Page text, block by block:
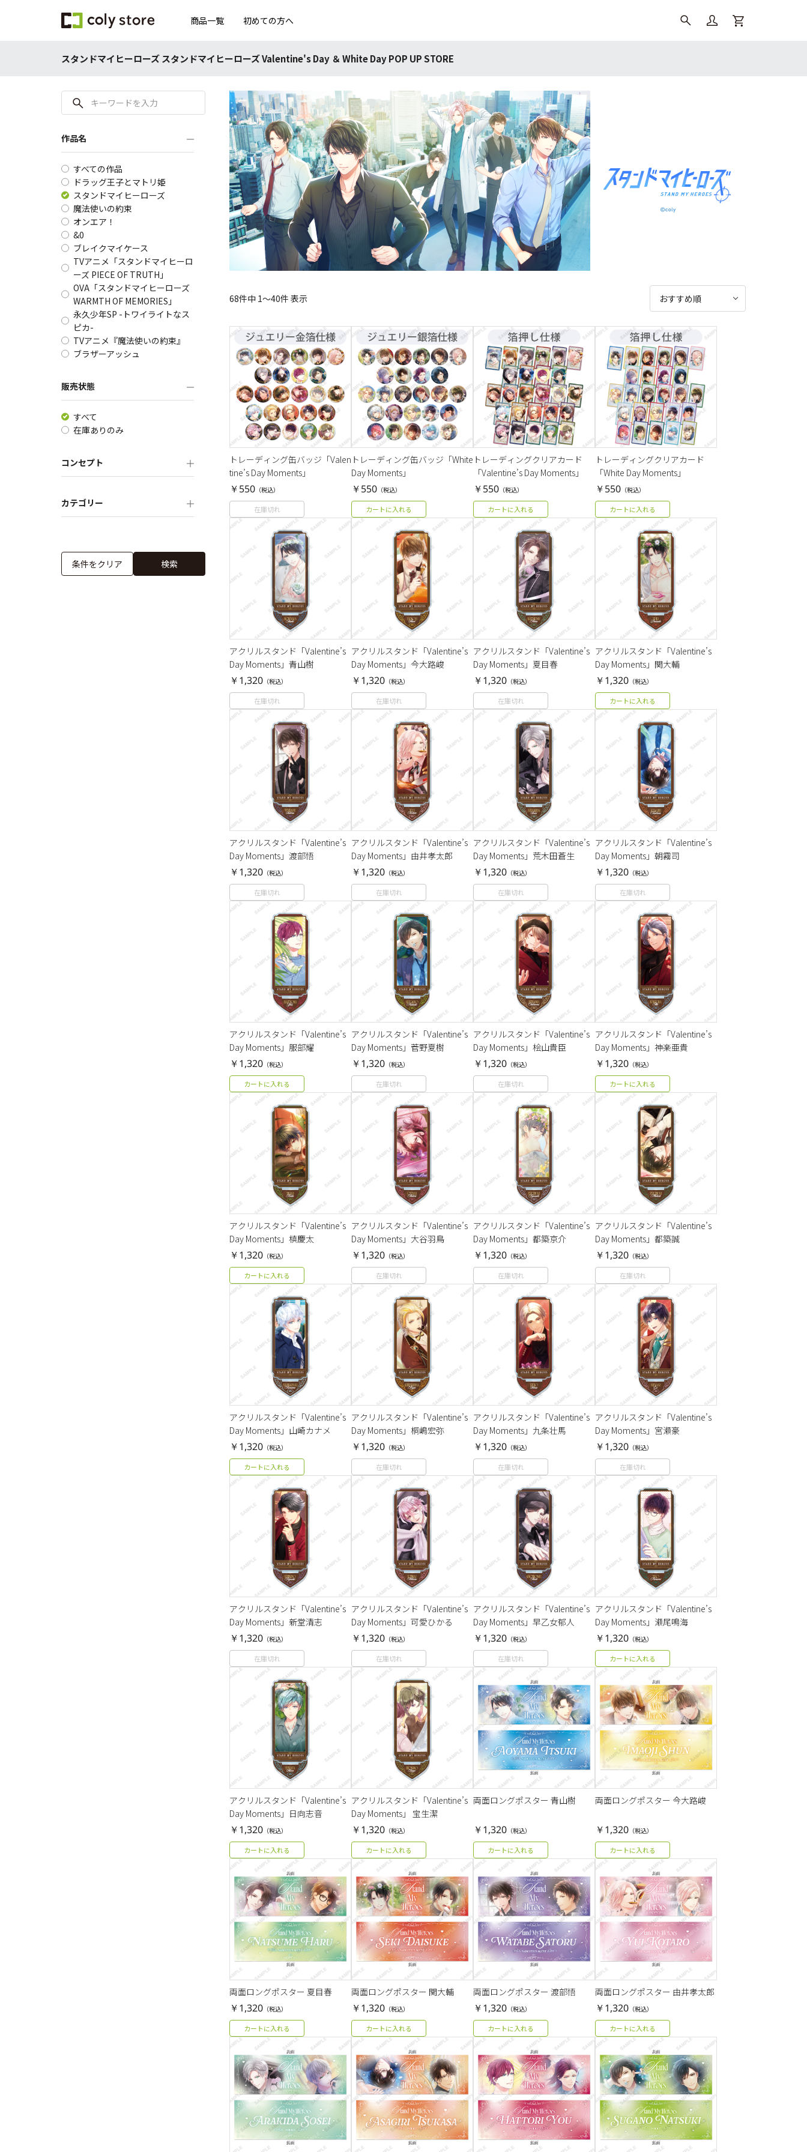
商品一覧 初めての方へ
スタンドマイヒーローズ スタンドマイヒーローズ Valentine's Day ＆ White Day POP UP STORE
作品名
すべての作品
ドラッグ王子とマトリ姫
スタンドマイヒーローズ
魔法使いの約束
オンエア！
&0
ブレイクマイケース
TVアニメ「スタンドマイヒーロ
ーズ PIECE OF TRUTH」
OVA「スタンドマイヒーローズ
WARMTH OF MEMORIES」
永久少年SP -トワイライトなス
ピカ-
TVアニメ『魔法使いの約束』
ブラザーアッシュ
販売状態
すべて
在庫ありのみ
コンセプト
カテゴリー
68件中 1～40件 表示
トレーディング缶バッジ「Valen
tine’s Day Moments」
￥550 （税込）
在庫切れ
トレーディング缶バッジ「White
Day Moments」
￥550 （税込）
カートに入れる
トレーディングクリアカード
「Valentine’s Day Moments」
￥550 （税込）
カートに入れる
トレーディングクリアカード
「White Day Moments」
￥550 （税込）
カートに入れる
アクリルスタンド「Valentine’s
Day Moments」青山樹
￥1,320 （税込）
在庫切れ
アクリルスタンド「Valentine’s
Day Moments」今大路峻
￥1,320 （税込）
在庫切れ
アクリルスタンド「Valentine’s
Day Moments」夏目春
￥1,320 （税込）
在庫切れ
アクリルスタンド「Valentine’s
Day Moments」関大輔
￥1,320 （税込）
カートに入れる
アクリルスタンド「Valentine’s
Day Moments」渡部悟
￥1,320 （税込）
在庫切れ
アクリルスタンド「Valentine’s
Day Moments」由井孝太郎
￥1,320 （税込）
在庫切れ
アクリルスタンド「Valentine’s
Day Moments」荒木田蒼生
￥1,320 （税込）
在庫切れ
アクリルスタンド「Valentine’s
Day Moments」朝霧司
￥1,320 （税込）
在庫切れ
アクリルスタンド「Valentine’s
Day Moments」服部耀
￥1,320 （税込）
カートに入れる
アクリルスタンド「Valentine’s
Day Moments」菅野夏樹
￥1,320 （税込）
在庫切れ
アクリルスタンド「Valentine’s
Day Moments」桧山貴臣
￥1,320 （税込）
在庫切れ
アクリルスタンド「Valentine’s
Day Moments」神楽亜貴
￥1,320 （税込）
カートに入れる
アクリルスタンド「Valentine’s
Day Moments」槙慶太
￥1,320 （税込）
カートに入れる
アクリルスタンド「Valentine’s
Day Moments」大谷羽鳥
￥1,320 （税込）
在庫切れ
アクリルスタンド「Valentine’s
Day Moments」都築京介
￥1,320 （税込）
在庫切れ
アクリルスタンド「Valentine’s
Day Moments」都築誠
￥1,320 （税込）
在庫切れ
アクリルスタンド「Valentine’s
Day Moments」山崎カナメ
￥1,320 （税込）
カートに入れる
アクリルスタンド「Valentine’s
Day Moments」桐嶋宏弥
￥1,320 （税込）
在庫切れ
アクリルスタンド「Valentine’s
Day Moments」九条壮馬
￥1,320 （税込）
在庫切れ
アクリルスタンド「Valentine’s
Day Moments」宮瀬豪
￥1,320 （税込）
在庫切れ
アクリルスタンド「Valentine’s
Day Moments」新堂清志
￥1,320 （税込）
在庫切れ
アクリルスタンド「Valentine’s
Day Moments」可愛ひかる
￥1,320 （税込）
在庫切れ
アクリルスタンド「Valentine’s
Day Moments」早乙女郁人
￥1,320 （税込）
在庫切れ
アクリルスタンド「Valentine’s
Day Moments」瀬尾鳴海
￥1,320 （税込）
カートに入れる
アクリルスタンド「Valentine’s
Day Moments」日向志音
￥1,320 （税込）
カートに入れる
アクリルスタンド「Valentine’s
Day Moments」 宝生潔
￥1,320 （税込）
カートに入れる
両面ロングポスター 青山樹
￥1,320 （税込）
カートに入れる
両面ロングポスター 今大路峻
￥1,320 （税込）
カートに入れる
両面ロングポスター 夏目春
￥1,320 （税込）
カートに入れる
両面ロングポスター 関大輔
￥1,320 （税込）
カートに入れる
両面ロングポスター 渡部悟
￥1,320 （税込）
カートに入れる
両面ロングポスター 由井孝太郎
￥1,320 （税込）
カートに入れる